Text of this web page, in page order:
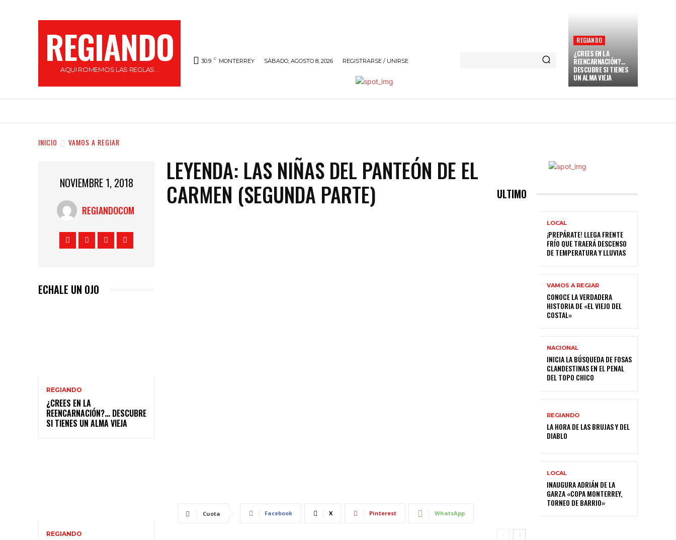
REGIANDO
AQUI ROMEMOS LAS REGLAS...
30.9 C MONTERREY SÁBADO, AGOSTO 8, 2026 REGISTRARSE / UNIRSE
REGIANDO
¿CREES EN LA
REENCARNACIÓN?…
DESCUBRE SI TIENES
UN ALMA VIEJA
INICIO VAMOS A REGIAR
NOVIEMBRE 1, 2018
REGIANDOCOM
ECHALE UN OJO
REGIANDO
¿CREES EN LA
REENCARNACIÓN?… DESCUBRE
SI TIENES UN ALMA VIEJA
REGIANDO
LEYENDA: LAS NIÑAS DEL PANTEÓN DE EL
CARMEN (SEGUNDA PARTE)
Cuota Facebook X Pinterest WhatsApp
ULTIMO
LOCAL
¡PREPÁRATE! LLEGA FRENTE
FRÍO QUE TRAERÁ DESCENSO
DE TEMPERATURA Y LLUVIAS
VAMOS A REGIAR
CONOCE LA VERDADERA
HISTORIA DE «EL VIEJO DEL
COSTAL»
NACIONAL
INICIA LA BÚSQUEDA DE FOSAS
CLANDESTINAS EN EL PENAL
DEL TOPO CHICO
REGIANDO
LA HORA DE LAS BRUJAS Y DEL
DIABLO
LOCAL
INAUGURA ADRIÁN DE LA
GARZA «COPA MONTERREY,
TORNEO DE BARRIO»